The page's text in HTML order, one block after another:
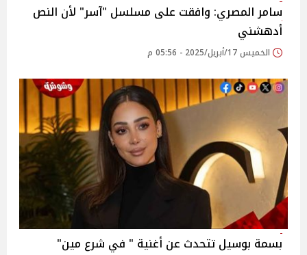
سامر المصري: وافقت على مسلسل "آسر" لأن النص
أدهشني
الخميس 17/أبريل/2025 - 05:56 م
بسمة بوسيل تتحدث عن أغنية " في شرع مين"